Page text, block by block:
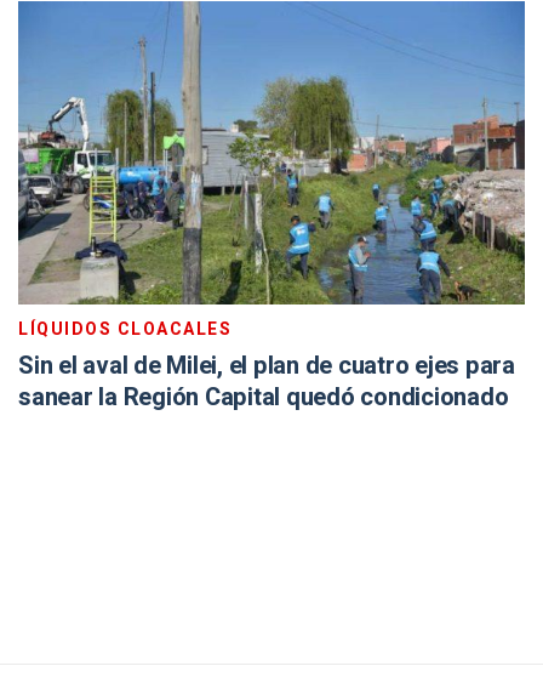
LÍQUIDOS CLOACALES
Sin el aval de Milei, el plan de cuatro ejes para
sanear la Región Capital quedó condicionado